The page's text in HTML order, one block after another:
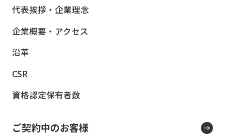
代表挨拶・企業理念
企業概要・アクセス
沿革
CSR
資格認定保有者数
ご契約中のお客様